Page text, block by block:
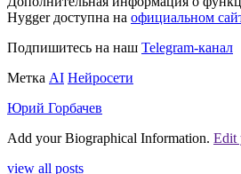
Hygger доступна на официальном
Подпишитесь на наш Telegram-канал
Метка AI Нейросети
Юрий Горбачев
Add your Biographical Information. Edit
view all posts